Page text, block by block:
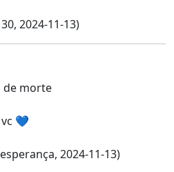
2024-11-13)
de morte
💙
2024-11-13)